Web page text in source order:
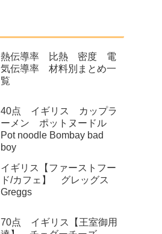
熱伝導率 比熱 密度 電
気伝導率 材料別まとめ一
覧
40点 イギリス カップラ
ーメン ポットヌードル
Pot noodle Bombay bad
boy
イギリス【ファーストフー
ド/カフェ】 グレッグス
Greggs
70点 イギリス【王室御用